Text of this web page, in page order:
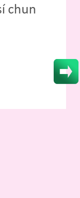
chun